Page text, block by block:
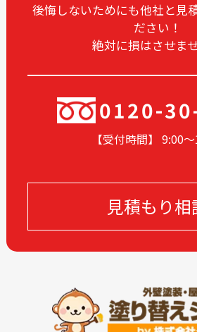
後悔しないためにも他社と見
ださい！
絶対に損はさせま
0120-
【受付時間】 9:00
見積もり相